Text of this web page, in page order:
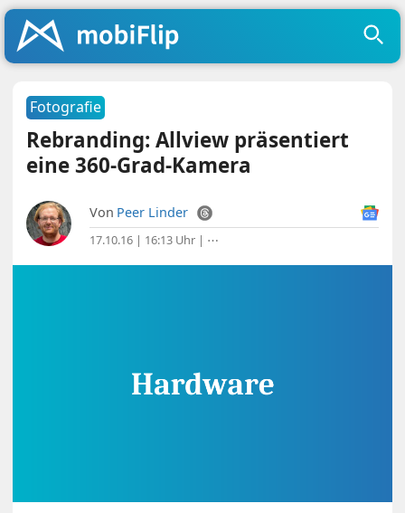
Fotografie
Rebranding: Allview präsentiert
eine 360-Grad-Kamera
Von Peer Linder
17.10.16 | 16:13 Uhr | ⋯